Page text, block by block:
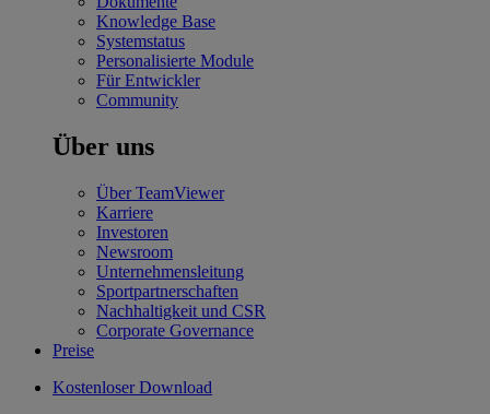
Knowledge Base
Systemstatus
Personalisierte Module
Für Entwickler
Community
Über uns
Über TeamViewer
Karriere
Investoren
Newsroom
Unternehmensleitung
Sportpartnerschaften
Nachhaltigkeit und CSR
Corporate Governance
Preise
Kostenloser Download